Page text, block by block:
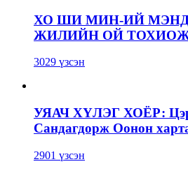
ХО ШИ МИН-ИЙ
ЖИЛИЙН ОЙ
3029 үзсэн
УЯАЧ ХҮЛЭГ ХОЁР:
Сандагдорж Оонон
2901 үзсэн